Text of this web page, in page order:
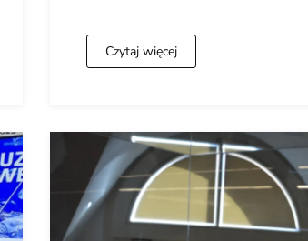
Czytaj więcej